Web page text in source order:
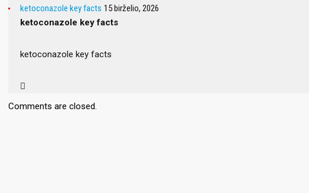
ketoconazole key facts 15 birželio, 2026
ketoconazole key facts
ketoconazole key facts
Comments are closed.
NAUJIENOS